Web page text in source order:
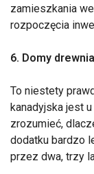
zamieszkania
rozpoczęcia
6. Domy
To niestety
kanadyjska jest
zrozumieć,
dodatku bardzo
przez dwa, trzy